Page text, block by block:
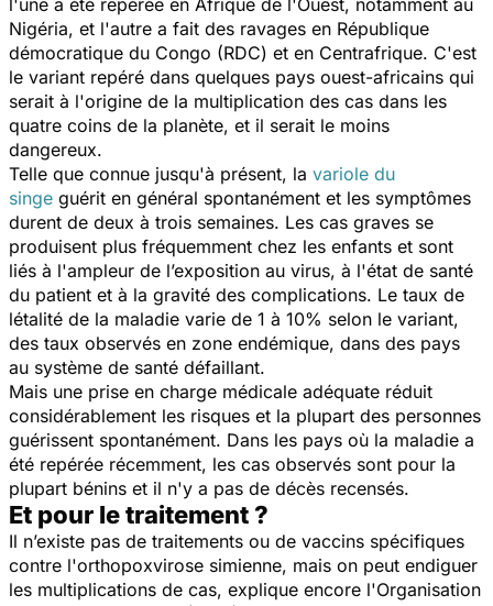
Nigéria, et l'autre a fait des ravages en République
démocratique du Congo (RDC) et en Centrafrique. C'est
le variant repéré dans quelques pays ouest-africains qui
serait à l'origine de la multiplication des cas dans les
quatre coins de la planète, et il serait le moins
dangereux.
Telle que connue jusqu'à présent, la variole du
singe guérit en général spontanément et les symptômes
durent de deux à trois semaines. Les cas graves se
produisent plus fréquemment chez les enfants et sont
liés à l'ampleur de l’exposition au virus, à l'état de santé
du patient et à la gravité des complications. Le taux de
létalité de la maladie varie de 1 à 10% selon le variant,
des taux observés en zone endémique, dans des pays
au système de santé défaillant.
Mais une prise en charge médicale adéquate réduit
considérablement les risques et la plupart des personnes
guérissent spontanément. Dans les pays où la maladie a
été repérée récemment, les cas observés sont pour la
plupart bénins et il n'y a pas de décès recensés.
Et pour le traitement ?
Il n’existe pas de traitements ou de vaccins spécifiques
contre l'orthopoxvirose simienne, mais on peut endiguer
les multiplications de cas, explique encore l'Organisation